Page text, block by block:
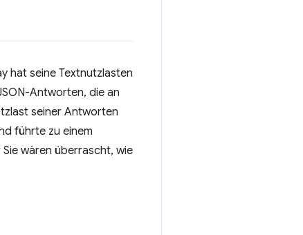
hat seine Textnutzlasten
Antworten, die an
seiner Antworten
führte zu einem
wären überrascht, wie